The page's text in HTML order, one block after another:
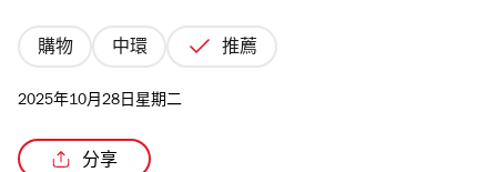
購物 中環 推薦
2025年10月28日星期二
分享